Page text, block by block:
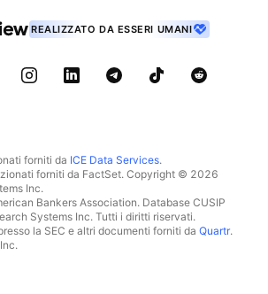
REALIZZATO DA ESSERI UMANI
forniti da ICE Data Services.
forniti da FactSet. Copyright © 2026
Inc.
Bankers Association. Database CUSIP
Systems Inc. Tutti i diritti riservati.
la SEC e altri documenti forniti da Quartr.